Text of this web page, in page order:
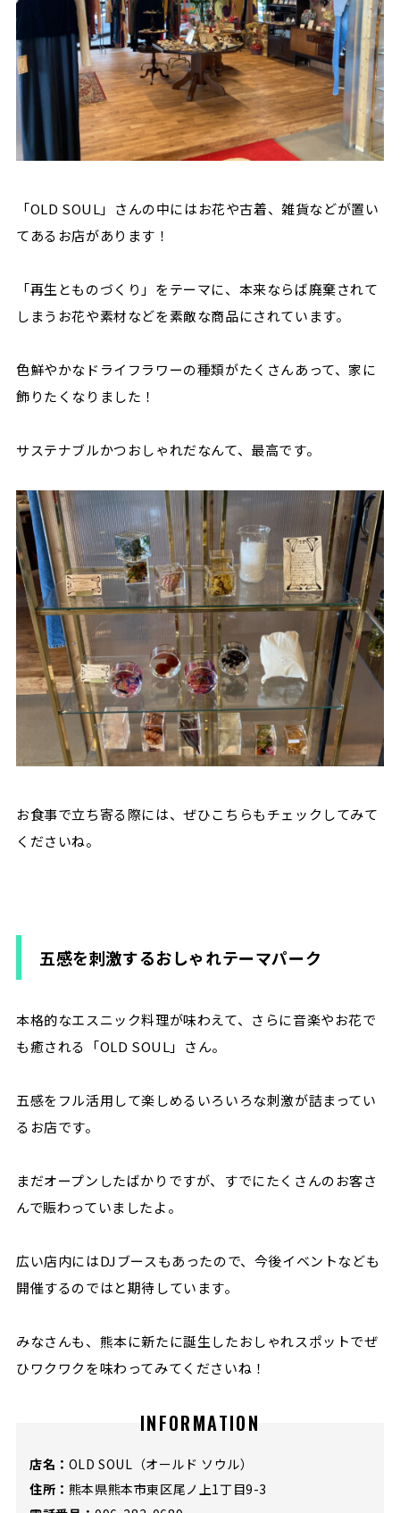
「OLD SOUL」さんの中にはお花や古着、雑貨などが置い
てあるお店があります！
「再生とものづくり」をテーマに、本来ならば廃棄されて
しまうお花や素材などを素敵な商品にされています。
色鮮やかなドライフラワーの種類がたくさんあって、家に
飾りたくなりました！
サステナブルかつおしゃれだなんて、最高です。
お食事で立ち寄る際には、ぜひこちらもチェックしてみて
くださいね。
五感を刺激するおしゃれテーマパーク
本格的なエスニック料理が味わえて、さらに音楽やお花で
も癒される「OLD SOUL」さん。
五感をフル活用して楽しめるいろいろな刺激が詰まってい
るお店です。
まだオープンしたばかりですが、すでにたくさんのお客さ
んで賑わっていましたよ。
広い店内にはDJブースもあったので、今後イベントなども
開催するのではと期待しています。
みなさんも、熊本に新たに誕生したおしゃれスポットでぜ
ひワクワクを味わってみてくださいね！
INFORMATION
店名： OLD SOUL（オールド ソウル）
住所： 熊本県熊本市東区尾ノ上1丁目9-3